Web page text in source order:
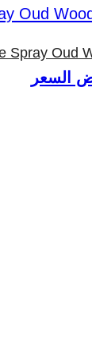
Spray Oud
السعر